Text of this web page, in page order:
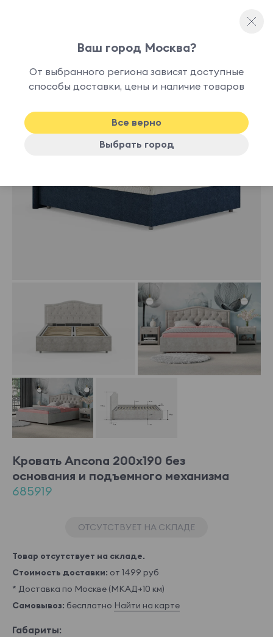
наличии
Кровать Ancona 200x190 без
основания и подъемного механизма
685919
ОТСУТСТВУЕТ НА СКЛАДЕ
Товар отсутствует на складе.
Стоимость доставки: от 1499 руб
* Доставка по Москве (МКАД+10 км)
Самовывоз: бесплатно Найти на карте
Габариты:
Ваш город Москва?
От выбранного региона зависят доступные
способы доставки, цены и наличие товаров
Все верно
Выбрать город